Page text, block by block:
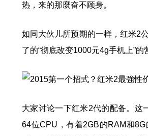
热，来的那麼奋不顾身。
如同大伙儿所预期的一样，红米2
了的“彻底改变1000元4g手机上”的
大家讨论一下红米2代的配备。这
64位CPU，有着2GB的RAM和